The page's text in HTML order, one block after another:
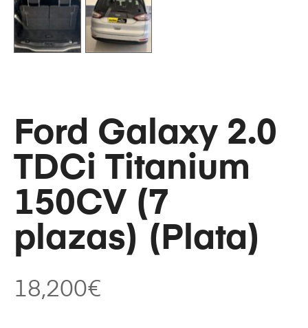
Ford Galaxy 2.0
TDCi Titanium
150CV (7
plazas) (Plata)
18,200€